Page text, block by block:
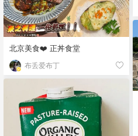
北京美食❤️ 正丼食堂
布丢爱布丁